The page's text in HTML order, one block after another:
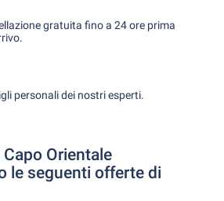
gratuita fino a 24 ore prima
personali dei nostri esperti.
Orientale
le seguenti offerte di